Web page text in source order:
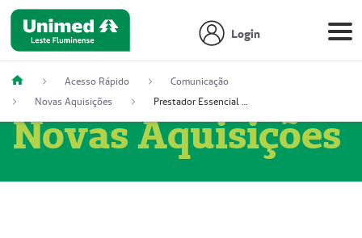
Login
Acesso Rápido
Comunicação
Novas Aquisições
Prestador Essencial Gestão em Saúde Ereli (51004354-7)
Novas Aquisições